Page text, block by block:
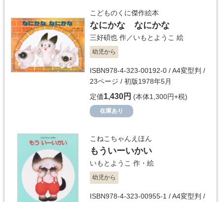
こどものくに傑作絵本
なにかな なにかな
三好碩也 作／いもとようこ 絵
幼児から
ISBN978-4-323-00192-0 / A4変型判 /
23ページ / 初版1978年5月
定価1,430円 (本体1,300円+税)
在庫あり
こねこちゃんえほん
もういーいかい
いもとようこ 作・絵
幼児から
ISBN978-4-323-00955-1 / A4変型判 /